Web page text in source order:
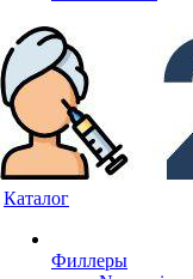
Каталог
Филлеры